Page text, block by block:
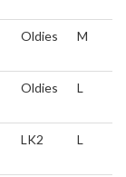
Oldies M
Oldies L
LK2 L